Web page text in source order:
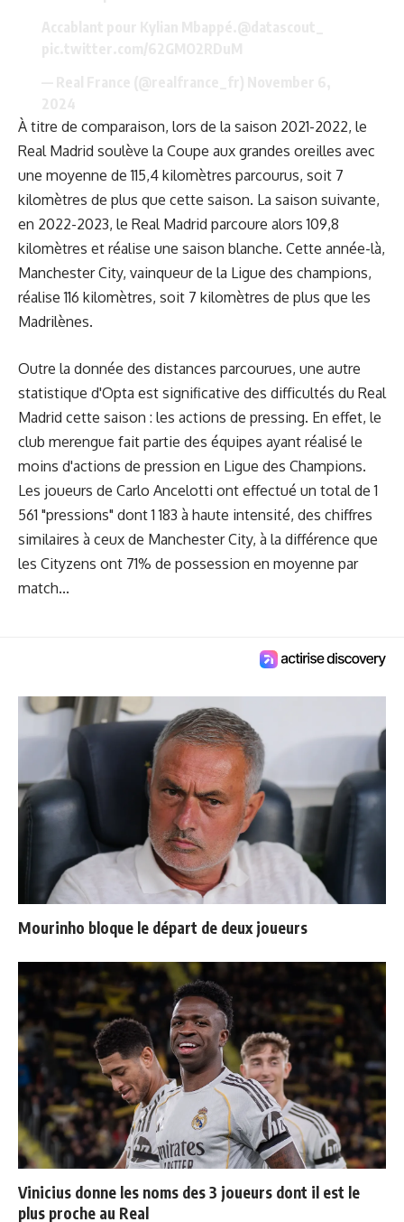
À titre de comparaison, lors de la saison 2021-2022, le
Real Madrid soulève la Coupe aux grandes oreilles avec
une moyenne de 115,4 kilomètres parcourus, soit 7
kilomètres de plus que cette saison. La saison suivante,
en 2022-2023, le Real Madrid parcoure alors 109,8
kilomètres et réalise une saison blanche. Cette année-là,
Manchester City, vainqueur de la Ligue des champions,
réalise 116 kilomètres, soit 7 kilomètres de plus que les
Madrilènes.
Outre la donnée des distances parcourues, une autre
statistique d'Opta est significative des difficultés du Real
Madrid cette saison : les actions de pressing. En effet, le
club merengue fait partie des équipes ayant réalisé le
moins d'actions de pression en Ligue des Champions.
Les joueurs de Carlo Ancelotti ont effectué un total de 1
561 "pressions" dont 1 183 à haute intensité, des chiffres
similaires à ceux de Manchester City, à la différence que
les Cityzens ont 71% de possession en moyenne par
match...
Mourinho bloque le départ de deux joueurs
Vinicius donne les noms des 3 joueurs dont il est le
plus proche au Real